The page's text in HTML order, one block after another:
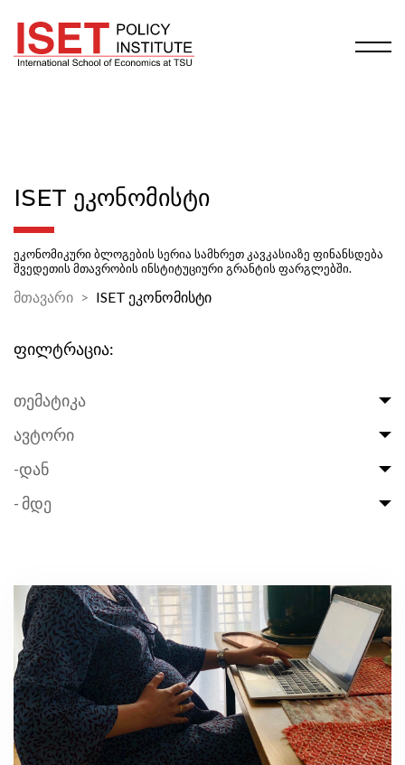
ISET ᲔᲙᲝᲜᲝᲛᲘᲡᲢᲘ
ეკონომიკური ბლოგების სერია სამხრეთ კავკასიაზე ფინანსდება
შვედეთის მთავრობის ინსტიტუციური გრანტის ფარგლებში.
მთავარი ISET ეკონომისტი
ფილტრაცია:
თემატიკა
ავტორი
-დან
- მდე